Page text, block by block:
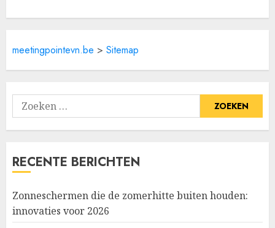
meetingpointevn.be > Sitemap
Zoeken
naar:
RECENTE BERICHTEN
Zonneschermen die de zomerhitte buiten houden:
innovaties voor 2026